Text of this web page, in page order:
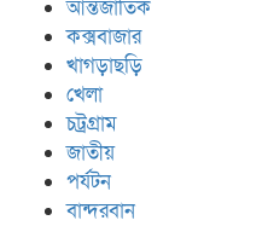
আন্তর্জাতিক
কক্সবাজার
খাগড়াছড়ি
খেলা
চট্রগ্রাম
জাতীয়
পর্যটন
বান্দরবান